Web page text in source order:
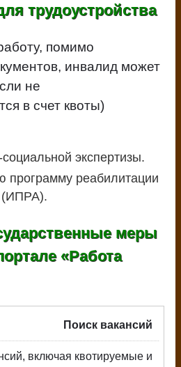
трудоустройства
помимо
инвалид может
не
в счет квоты)
экспертизы.
программу реабилитации
(ИПРА).
меры
«Работа
Поиск вакансий
включая квотируемые и